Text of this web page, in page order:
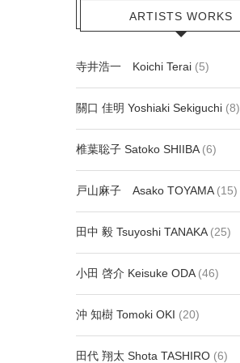
ARTISTS WORKS
寺井浩一 Koichi Terai (5)
關口 佳明 Yoshiaki Sekiguchi (8)
椎葉聡子 Satoko SHIIBA (6)
戸山麻子 Asako TOYAMA (15)
田中 毅 Tsuyoshi TANAKA (25)
小田 啓介 Keisuke ODA (46)
沖 知樹 Tomoki OKI (20)
田代 翔太 Shota TASHIRO (6)